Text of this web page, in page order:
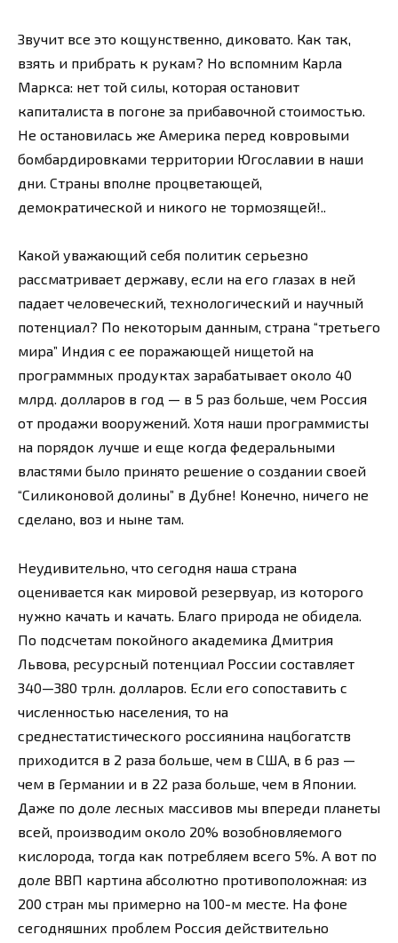
Звучит все это кощунственно, диковато. Как так,
взять и прибрать к рукам? Но вспомним Карла
Маркса: нет той силы, которая остановит
капиталиста в погоне за прибавочной стоимостью.
Не остановилась же Америка перед ковровыми
бомбардировками территории Югославии в наши
дни. Страны вполне процветающей,
демократической и никого не тормозящей!..
Какой уважающий себя политик серьезно
рассматривает державу, если на его глазах в ней
падает человеческий, технологический и научный
потенциал? По некоторым данным, страна “третьего
мира” Индия с ее поражающей нищетой на
программных продуктах зарабатывает около 40
млрд. долларов в год — в 5 раз больше, чем Россия
от продажи вооружений. Хотя наши программисты
на порядок лучше и еще когда федеральными
властями было принято решение о создании своей
“Силиконовой долины” в Дубне! Конечно, ничего не
сделано, воз и ныне там.
Неудивительно, что сегодня наша страна
оценивается как мировой резервуар, из которого
нужно качать и качать. Благо природа не обидела.
По подсчетам покойного академика Дмитрия
Львова, ресурсный потенциал России составляет
340—380 трлн. долларов. Если его сопоставить с
численностью населения, то на
среднестатистического россиянина нацбогатств
приходится в 2 раза больше, чем в США, в 6 раз —
чем в Германии и в 22 раза больше, чем в Японии.
Даже по доле лесных массивов мы впереди планеты
всей, производим около 20% возобновляемого
кислорода, тогда как потребляем всего 5%. А вот по
доле ВВП картина абсолютно противоположная: из
200 стран мы примерно на 100-м месте. На фоне
сегодняшних проблем Россия действительно